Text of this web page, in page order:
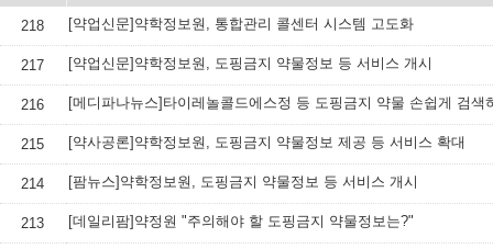
218 [약업신문]약학정보원, 통합관리 콜센터 시스템 고도화
217 [약업신문]약학정보원, 도핑금지 약물정보 등 서비스 개시
216 [메디파나뉴스]타이레놀콜드에스정 등 도핑금지 약물 손쉽게 검색
215 [약사공론]약학정보원, 도핑금지 약물정보 제공 등 서비스 확대
214 [팜뉴스]약학정보원, 도핑금지 약물정보 등 서비스 개시
213 [데일리팜]약정원 "주의해야 할 도핑금지 약물정보는?"